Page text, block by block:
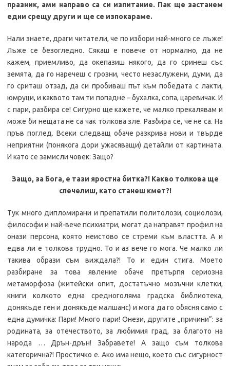
празник, ами направо са си изпитание. Пак ще застанем
едни срещу други и ще се изпокараме.
Нали знаете, драги читатели, че по избори най-много се лъже!
Лъже се безогледно. Сякаш е повече от нормално, да не
кажем, приемливо, да окепазиш някого, да го сринеш със
земята, да го наречеш с грозни, често незаслужени, думи, да
го сриташ отзад, да си пробиваш път към победата с лакти,
юмруци, и каквото там ти попадне – бухалка, сопа, царевичак. И
с пари, разбира се! Сигурно ще кажете, че малко прекалявам и
може би нещата не са чак толкова зле. Разбира се, че не са. На
пръв поглед. Всеки следващ обаче разкрива нови и твърде
неприятни (понякога дори ужасяващи) детайли от картината.
И като се замисли човек: Защо?
Защо, за Бога, е тази яростна битка?! Какво толкова ще
спечелиш, като станеш кмет?!
Тук много дипломирани и препатили политолози, социолози,
философи и най-вече психиатри, могат да направят профил на
онази персона, която неистово се стреми към властта. А и
едва ли е толкова трудно. То и аз вече го мога. Че малко ли
такива образи съм виждала?! То и един стига. Моето
разбиране за това явление обаче претърпя сериозна
метаморфоза (житейски опит, достатъчно мозъчни клетки,
книги колкото една средноголяма градска библиотека,
донякъде ген и донякъде малшанс) и мога да го обясня само с
една думичка: Пари! Много пари! Онези, другите „причини”: за
родината, за отечеството, за любимия град, за благото на
народа … Дрън-дрън! Забравете! А защо съм толкова
категорична?! Простичко е. Ако има нещо, което със сигурност